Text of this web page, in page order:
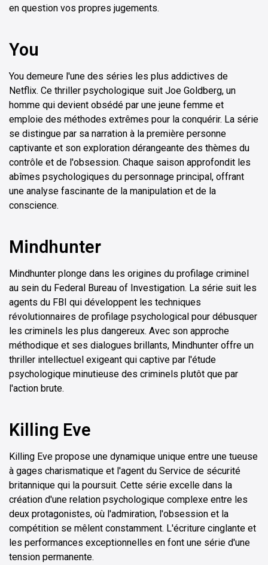
en question vos propres jugements.
You
You demeure l'une des séries les plus addictives de
Netflix. Ce thriller psychologique suit Joe Goldberg, un
homme qui devient obsédé par une jeune femme et
emploie des méthodes extrêmes pour la conquérir. La série
se distingue par sa narration à la première personne
captivante et son exploration dérangeante des thèmes du
contrôle et de l'obsession. Chaque saison approfondit les
abîmes psychologiques du personnage principal, offrant
une analyse fascinante de la manipulation et de la
conscience.
Mindhunter
Mindhunter plonge dans les origines du profilage criminel
au sein du Federal Bureau of Investigation. La série suit les
agents du FBI qui développent les techniques
révolutionnaires de profilage psychological pour débusquer
les criminels les plus dangereux. Avec son approche
méthodique et ses dialogues brillants, Mindhunter offre un
thriller intellectuel exigeant qui captive par l'étude
psychologique minutieuse des criminels plutôt que par
l'action brute.
Killing Eve
Killing Eve propose une dynamique unique entre une tueuse
à gages charismatique et l'agent du Service de sécurité
britannique qui la poursuit. Cette série excelle dans la
création d'une relation psychologique complexe entre les
deux protagonistes, où l'admiration, l'obsession et la
compétition se mêlent constamment. L'écriture cinglante et
les performances exceptionnelles en font une série d'une
tension permanente.